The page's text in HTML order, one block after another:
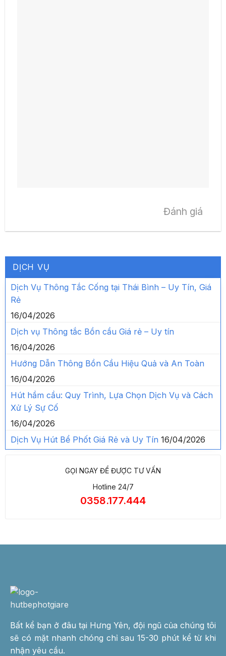
Đánh giá
DỊCH VỤ
Dịch Vụ Thông Tắc Cống tại Thái Bình – Uy Tín, Giá
Rẻ
16/04/2026
Dịch vụ Thông tắc Bồn cầu Giá rẻ – Uy tín
16/04/2026
Hướng Dẫn Thông Bồn Cầu Hiệu Quả và An Toàn
16/04/2026
Hút hầm cầu: Quy Trình, Lựa Chọn Dịch Vụ và Cách
Xử Lý Sự Cố
16/04/2026
Dịch Vụ Hút Bể Phốt Giá Rẻ và Uy Tín 16/04/2026
GỌI NGAY ĐỂ ĐƯỢC TƯ VẤN
Hotline 24/7
0358.177.444
Bất kể bạn ở đâu tại Hưng Yên, đội ngũ của chúng tôi
sẽ có mặt nhanh chóng chỉ sau 15-30 phút kể từ khi
nhận yêu cầu.